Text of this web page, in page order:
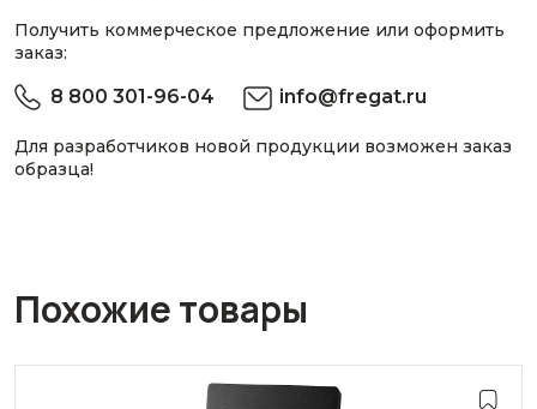
Получить коммерческое предложение или оформить
заказ:
8 800 301-96-04 info@fregat.ru
Для разработчиков новой продукции возможен заказ
образца!
Похожие товары